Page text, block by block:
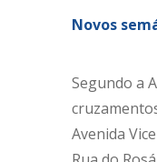
Novos
Segundo a
Avenida